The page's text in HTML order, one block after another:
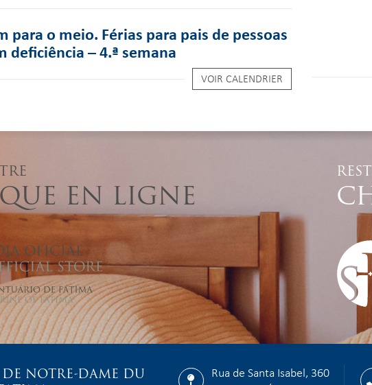
para o meio. Férias para pais de pessoas
deficiência – 4.ª semana
VOIR CALENDRIER
EN LIGNE
NOTRE-DAME DU
Rua de Santa Isabel, 360